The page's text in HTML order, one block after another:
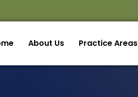
About Us Practice Areas